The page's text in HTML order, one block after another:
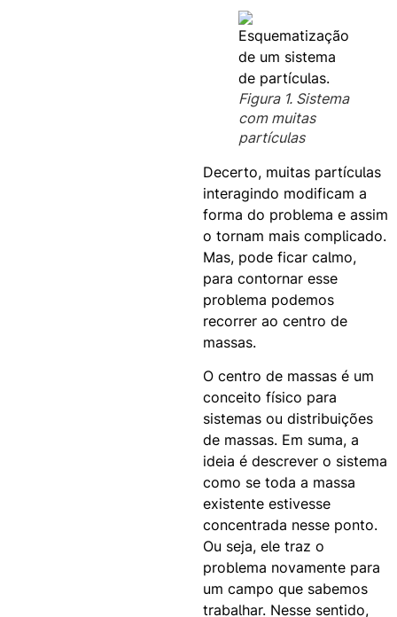
Figura 1. Sistema
com muitas
partículas
Decerto, muitas partículas
interagindo modificam a
forma do problema e assim
o tornam mais complicado.
Mas, pode ficar calmo,
para contornar esse
problema podemos
recorrer ao centro de
massas.
O centro de massas é um
conceito físico para
sistemas ou distribuições
de massas. Em suma, a
ideia é descrever o sistema
como se toda a massa
existente estivesse
concentrada nesse ponto.
Ou seja, ele traz o
problema novamente para
um campo que sabemos
trabalhar. Nesse sentido,